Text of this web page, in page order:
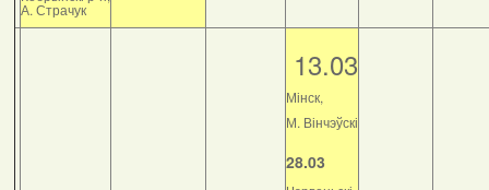
А. Страчук
13.03
Мінск,
М. Вінчэўскі
28.03